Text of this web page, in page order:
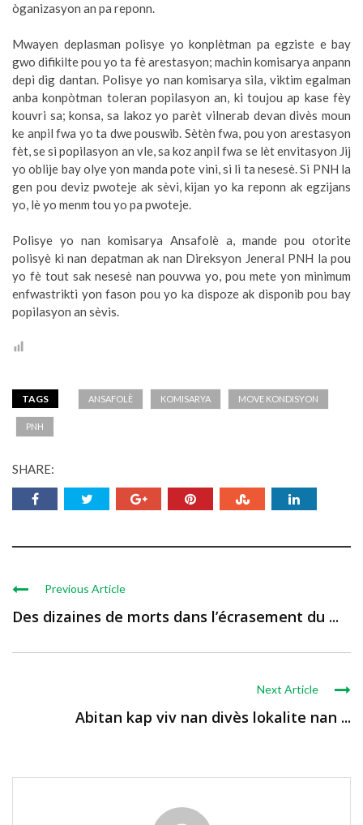
òganizasyon an pa reponn.
Mwayen deplasman polisye yo konplètman pa egziste e bay
gwo difikilte pou yo ta fè arestasyon; machin komisarya anpann
depi dig dantan. Polisye yo nan komisarya sila, viktim egalman
anba konpòtman toleran popilasyon an, ki toujou ap kase fèy
kouvri sa; konsa, sa lakoz yo parèt vilnerab devan divès moun
ke anpil fwa yo ta dwe pouswib. Sètèn fwa, pou yon arestasyon
fèt, se si popilasyon an vle, sa koz anpil fwa se lèt envitasyon Jij
yo oblije bay olye yon manda pote vini, si li ta nesesè. Si PNH la
gen pou deviz pwoteje ak sèvi, kijan yo ka reponn ak egzijans
yo, lè yo menm tou yo pa pwoteje.
Polisye yo nan komisarya Ansafolè a, mande pou otorite
polisyè ki nan depatman ak nan Direksyon Jeneral PNH la pou
yo fè tout sak nesesè nan pouvwa yo, pou mete yon minimum
enfwastrikti yon fason pou yo ka dispoze ak disponib pou bay
popilasyon an sèvis.
TAGS ANSAFOLÈ KOMISARYA MOVE KONDISYON
PNH
SHARE:
Previous Article
Des dizaines de morts dans l’écrasement du ...
Next Article
Abitan kap viv nan divès lokalite nan ...